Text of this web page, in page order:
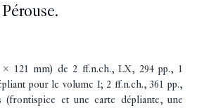
x 121 mm) de 2 ff.n.ch., LX, 294 pp., 1
pour le volume I; 2 ff.n.ch., 361 pp.,
(frontispice et une carte dépliante, une